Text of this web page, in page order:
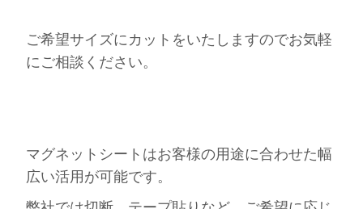
ご希望サイズにカットをいたしますのでお気軽
にご相談ください。
マグネットシートはお客様の用途に合わせた幅
広い活用が可能です。